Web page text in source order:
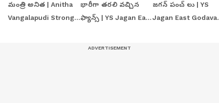
మంత్రి అనిత | Anitha
Vangalapudi Strong
భారీగా తరలి వచ్చిన
ఫ్యాన్స్ | YS Jagan East
జగన్ పంచ్ లు | YS
Jagan East